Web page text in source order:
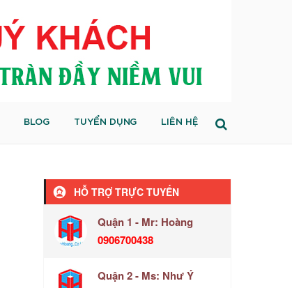
BLOG TUYỂN DỤNG LIÊN HỆ
HỖ TRỢ TRỰC TUYẾN
Quận 1 - Mr: Hoàng
0906700438
Quận 2 - Ms: Như Ý